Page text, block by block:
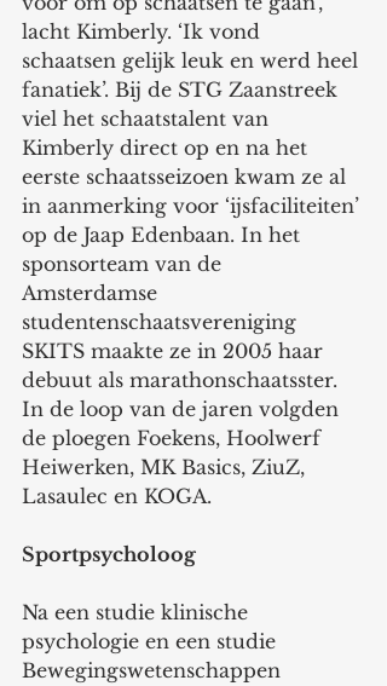
lacht Kimberly. ‘Ik vond
schaatsen gelijk leuk en werd heel
fanatiek’. Bij de STG Zaanstreek
viel het schaatstalent van
Kimberly direct op en na het
eerste schaatsseizoen kwam ze al
in aanmerking voor ‘ijsfaciliteiten’
op de Jaap Edenbaan. In het
sponsorteam van de
Amsterdamse
studentenschaatsvereniging
SKITS maakte ze in 2005 haar
debuut als marathonschaatsster.
In de loop van de jaren volgden
de ploegen Foekens, Hoolwerf
Heiwerken, MK Basics, ZiuZ,
Lasaulec en KOGA.
Sportpsycholoog
Na een studie klinische
psychologie en een studie
Bewegingswetenschappen